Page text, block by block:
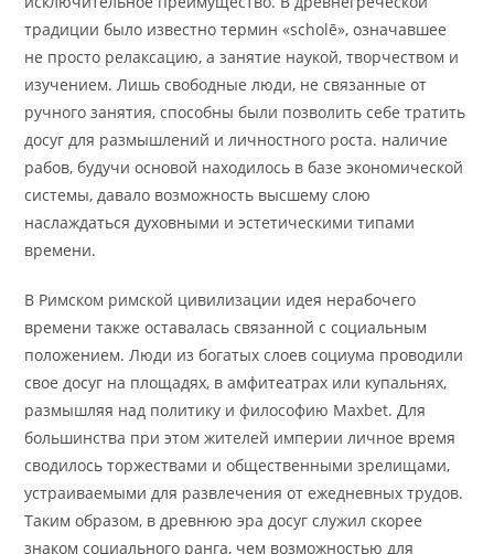
традиции было известно термин «scholē», означавшее
не просто релаксацию, а занятие наукой, творчеством и
изучением. Лишь свободные люди, не связанные от
ручного занятия, способны были позволить себе тратить
досуг для размышлений и личностного роста. наличие
рабов, будучи основой находилось в базе экономической
системы, давало возможность высшему слою
наслаждаться духовными и эстетическими типами
времени.
В Римском римской цивилизации идея нерабочего
времени также оставалась связанной с социальным
положением. Люди из богатых слоев социума проводили
свое досуг на площадях, в амфитеатрах или купальнях,
размышляя над политику и философию Maxbet. Для
большинства при этом жителей империи личное время
сводилось торжествами и общественными зрелищами,
устраиваемыми для развлечения от ежедневных трудов.
Таким образом, в древнюю эра досуг служил скорее
знаком социального ранга, чем возможностью для